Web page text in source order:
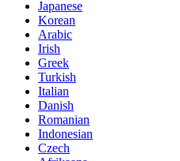
Japanese
Korean
Arabic
Irish
Greek
Turkish
Italian
Danish
Romanian
Indonesian
Czech